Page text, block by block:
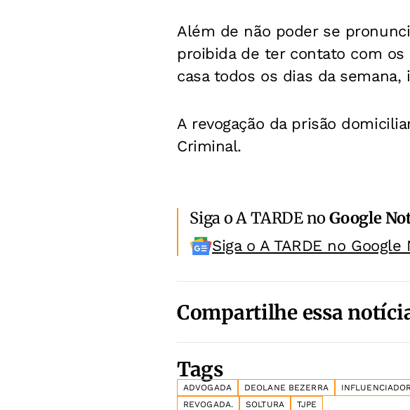
Além de não poder se
proibida de ter contato com os
casa todos os dias da
A revogação da prisão
Criminal.
Siga o A TARDE noGoogle
Siga o A TARDE no Google
Compartilhe essa
Tags
ADVOGADA DEOLANE BEZERRA
REVOGADA.
SOLTURA TJPE